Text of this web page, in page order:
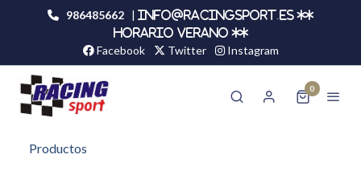
986485662 |
info@racingsport.es **
HORARIO VERANO **
Facebook Twitter Instagram
0
Productos